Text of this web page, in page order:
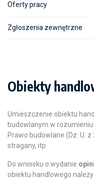
Oferty pracy
Zgłoszenia zewnętrzne
Obiekty
Umieszczenie obiektu
budowlanym w
Prawo budowlane (Dz. U.
stragany, itp.
Do wniosku o wydanie
obiektu handlowego należy